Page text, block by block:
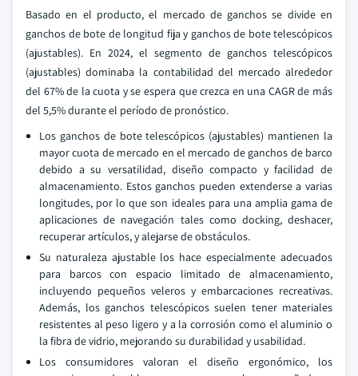
Basado en el producto, el mercado de ganchos se divide en
ganchos de bote de longitud fija y ganchos de bote telescópicos
(ajustables). En 2024, el segmento de ganchos telescópicos
(ajustables) dominaba la contabilidad del mercado alrededor
del 67% de la cuota y se espera que crezca en una CAGR de más
del 5,5% durante el período de pronóstico.
Los ganchos de bote telescópicos (ajustables) mantienen la
mayor cuota de mercado en el mercado de ganchos de barco
debido a su versatilidad, diseño compacto y facilidad de
almacenamiento. Estos ganchos pueden extenderse a varias
longitudes, por lo que son ideales para una amplia gama de
aplicaciones de navegación tales como docking, deshacer,
recuperar artículos, y alejarse de obstáculos.
Su naturaleza ajustable los hace especialmente adecuados
para barcos con espacio limitado de almacenamiento,
incluyendo pequeños veleros y embarcaciones recreativas.
Además, los ganchos telescópicos suelen tener materiales
resistentes al peso ligero y a la corrosión como el aluminio o
la fibra de vidrio, mejorando su durabilidad y usabilidad.
Los consumidores valoran el diseño ergonómico, los